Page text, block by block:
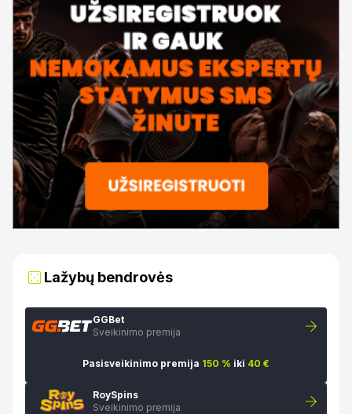
Lažybų bendrovės
GGBet
Sveikinimo premija
Pasisveikinimo premija 150 % iki 40 €
RoySpins
Sveikinimo premija